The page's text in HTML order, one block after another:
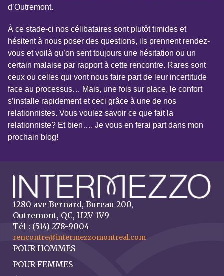
d’Outremont.
À ce stade-ci nos célibataires sont plutôt timides et
hésitent à nous poser des questions, ils prennent rendez-
vous et voilà qu’on sent toujours une hésitation ou un
certain malaise par rapport à cette rencontre. Rares sont
ceux ou celles qui vont nous faire part de leur incertitude
face au processus… Mais, une fois sur place, le confort
s’installe rapidement et ceci grâce à une de nos
relationnistes. Vous voulez savoir ce que fait la
relationniste? Et bien…. Je vous en ferai part dans mon
prochain blog!
1280 ave Bernard, Bureau 200,
Outremont, QC, H2V 1V9
Tél : (514) 278-9004
rencontre@intermezzomontreal.com
POUR HOMMES
POUR FEMMES